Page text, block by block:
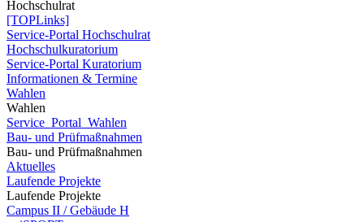
Hochschulrat
[TOPLinks]
Service-Portal Hochschulrat
Hochschulkuratorium
Service-Portal Kuratorium
Informationen & Termine
Wahlen
Wahlen
Service_Portal_Wahlen
Bau- und Prüfmaßnahmen
Bau- und Prüfmaßnahmen
Aktuelles
Laufende Projekte
Laufende Projekte
Campus II / Gebäude H